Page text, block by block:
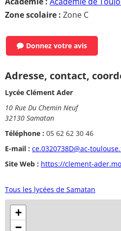
Zone scolaire : Zone C
Donnez votre avis
Adresse, contact,
Lycée Clément Ader
10 Rue Du Chemin Neuf
32130 Samatan
Téléphone : 05 62 62 30 46
E-mail : ce.0320738D@ac-
Site Web : https://clement-
Tous les lycées de Samatan
+
−